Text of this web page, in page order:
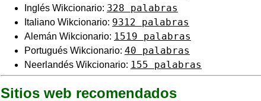
Inglés Wikcionario: 328 palabras
Italiano Wikcionario: 9312 palabras
Alemán Wikcionario: 1519 palabras
Portugués Wikcionario: 40 palabras
Neerlandés Wikcionario: 155 palabras
Sitios web recomendados